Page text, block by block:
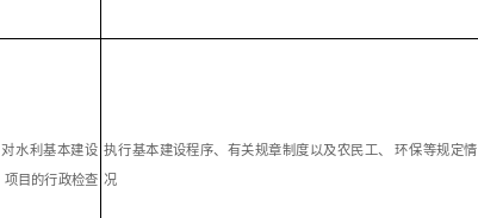
对水利基本建设
项 目的行政检查
执行基本建设程序、有关规章制度以及农民工、 环保等规定情
况